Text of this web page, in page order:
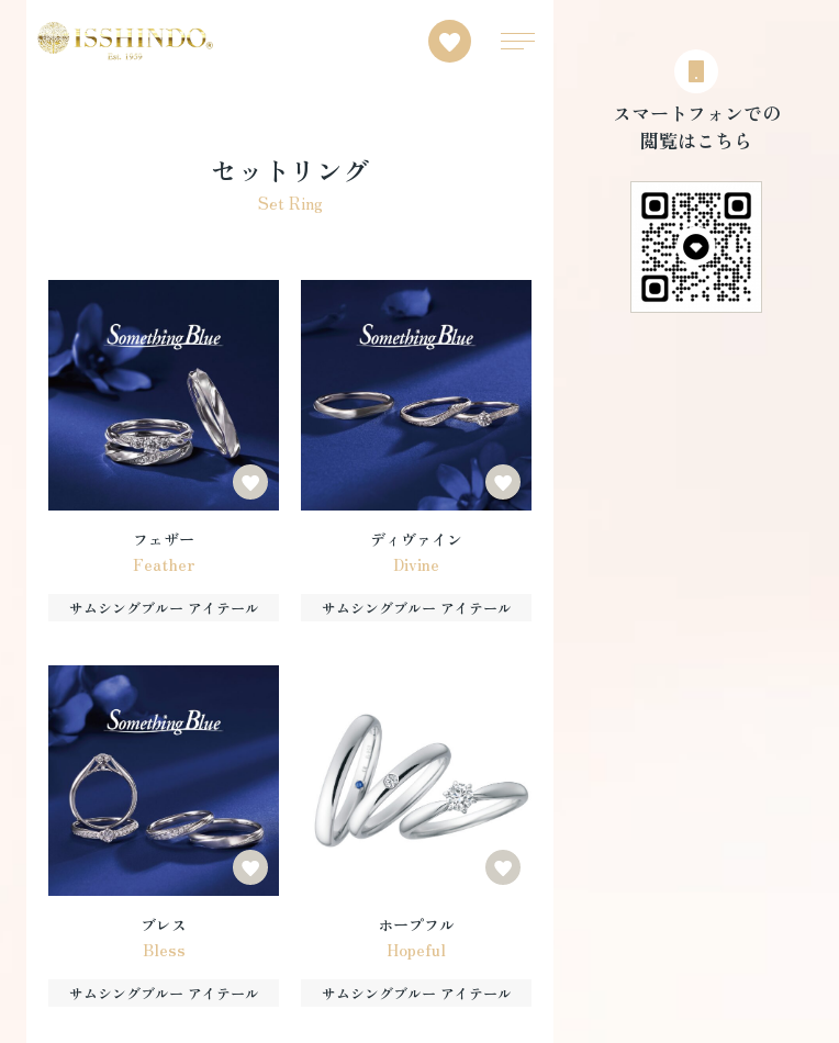
スマートフォンでの
閲覧はこちら
セットリング
Set Ring
フェザー
Feather
サムシングブルー アイテール
ディヴァイン
Divine
サムシングブルー アイテール
ブレス
Bless
サムシングブルー アイテール
ホープフル
Hopeful
サムシングブルー アイテール